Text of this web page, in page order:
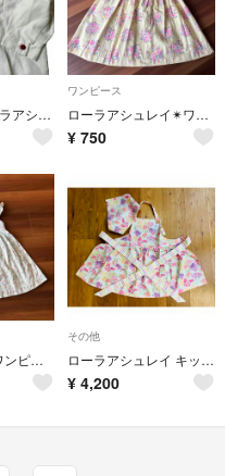
値下不可 ローラアシュレイLAURA ASHLEY100cmブラウス
ワンピース
ローラアシュレイ✴︎ワンピース✴︎6才
¥ 750
laura ashley✴︎ワンピース✴︎3歳
その他
ローラアシュレイ キッズ 子供 エプロン 三角巾 アメリ ピンク 110
¥ 4,200